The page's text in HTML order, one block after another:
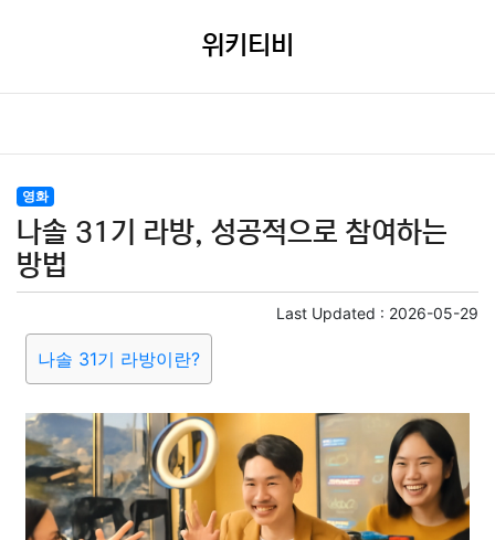
위키티비
영화
나솔 31기 라방, 성공적으로 참여하는
방법
Last Updated : 2026-05-29
나솔 31기 라방이란?